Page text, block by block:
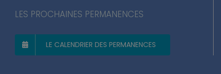
LES PROCHAINES PERMANENCES
LE CALENDRIER DES PERMANENCES